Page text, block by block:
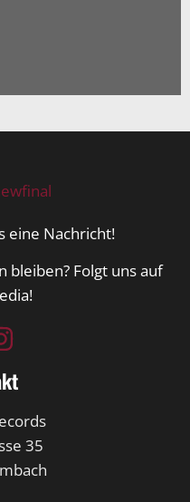
eine Nachricht!
bleiben? Folgt uns auf
35